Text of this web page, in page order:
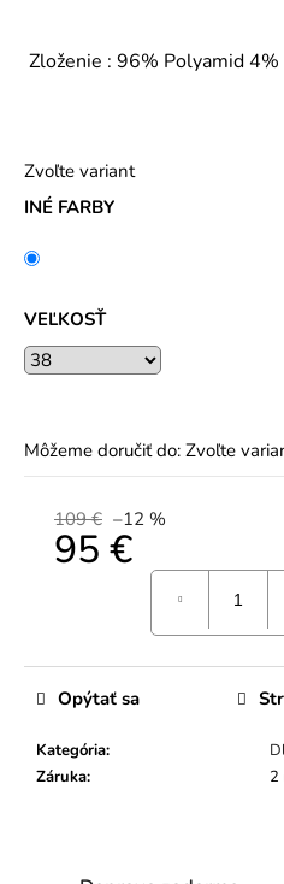
Zloženie : 96% Polyamid 4%
INÉ FARBY
VEĽKOSŤ
Môžeme doručiť do: Zvoľte
Zvoľte variant
109 € –12 %
95 €
Kategória:
Záruka: 2
Opýtať sa